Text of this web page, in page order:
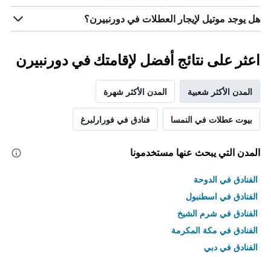
هل يوجد موتيل لإيجار العطلات في دورنبيرن؟
اعثر على نتائج أفضل لإقامتك في دورنبيرن
المدن الأكثر شعبية المدن الأكثر شهرة
بيوت عطلات في النمسا فنادق في فورارلبرغ
المدن التي يبحث عنها مستخدمونا
الفنادق في الدوحة
الفنادق في اسطنبول
الفنادق في شرم الشيخ
الفنادق في مكة المكرمة
الفنادق في دبي